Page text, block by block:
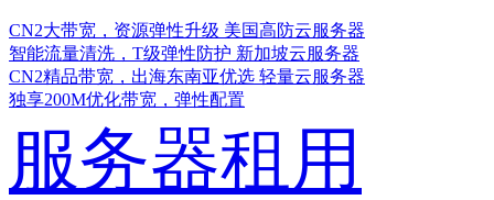
CN2大带宽，资源弹性升级 美国高防云服务器
智能流量清洗，T级弹性防护 新加坡云服务器
CN2精品带宽，出海东南亚优选 轻量云服务器
独享200M优化带宽，弹性配置
服务器租用